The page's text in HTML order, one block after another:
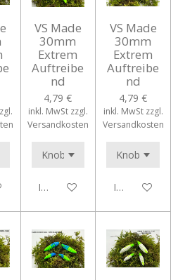
VS Made
30mm
Extrem
Auftreibe
nd
4,79 €
inkl. MwSt zzgl.
Versandkosten
In den Warenkorb
VS Made
30mm
Extrem
Auftreibe
nd
4,79 €
inkl. MwSt zzgl.
Versandkosten
In den